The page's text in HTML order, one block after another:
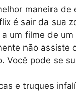
maneira de
é sair da sua
um filme de um
não assiste
Você pode se
e truques